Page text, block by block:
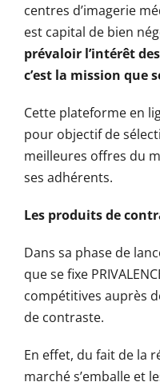
centres d’imagerie
est capital de bien
prévaloir l’intérêt
c’est la mission que
Cette plateforme en
pour objectif de
meilleures offres du
ses adhérents.
Les produits de
Dans sa phase de
que se fixe
compétitives auprès
de contraste.
En effet, du fait de la
marché s’emballe et